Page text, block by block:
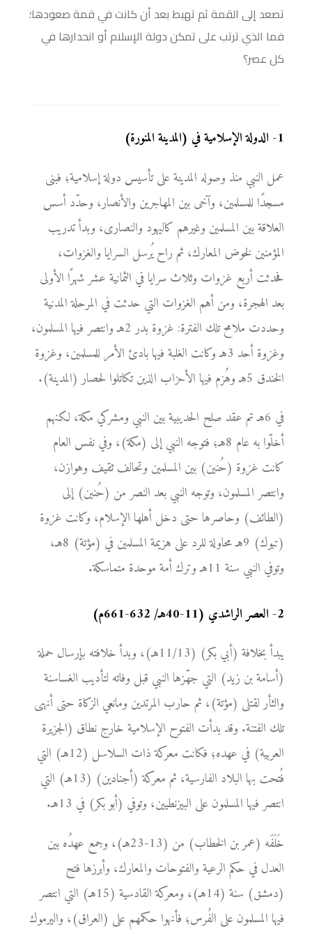
تصعد إلى القمة ثم تهبط بعد أن كانت في قمة صعودها؛
فما الذي ترتب على تمكن دولة الإسلام أو انحدارها في
كل عصر؟
1
- الدولة الإسلامية في (المدينة المنورة)
عمل النبي منذ وصوله المدينة على تأسيس دولة إسلامية؛ فبنى
مسجدًا للمسلمين، وآخى بين المهاجرين والأنصار، وحدّد أسس
العلاقة بين المسلمين وغيرهم كاليهود والنصارى، وبدأ تدريب
المؤمنين لخوض المعارك، ثم راح يُرسل السرايا والغزوات،
فحدثت أربع غزوات وثلاث سرايا في الثمانية عشر شهرًا الأولى
بعد الهجرة، ومن أهم الغزوات التي حدثت في المرحلة المدنية
وحددت ملامح تلك الفترة: غزوة بدر 2هـ وانتصر فيها المسلمون،
وغزوة أحد 3هـ وكانت الغلبة فيها بادئ الأمر للمسلمين، وغزوة
الخندق 5هـ وهُزم فيها الأحزاب الذين تكاتلوا لحصار (المدينة).
في 6هـ تم عقد صلح الحديبية بين النبي ومشركي مكة، لكنهم
أخلّوا به عام 8هـ؛ فتوجه النبي إلى (مكة)، وفي نفس العام
كانت غزوة (حُنين) بين المسلمين وتحالف ثقيف وهوازن،
وانتصر المسلمون، وتوجه النبي بعد النصر من (حُنين) إلى
(الطائف) وحاصرها حتى دخل أهلها الإسلام، وكانت غزوة
(تبوك) 9هـ محاولة للرد على هزيمة المسلمين في (مؤتة) 8هـ،
وتوفي النبي سنة 11هـ وترك أمة موحدة متماسكة.
2
- العصر الراشدي (11-40هـ/ 632-661م)
يبدأ بخلافة (أبي بكر) (11/13هـ)، وبدأ خلافته بإرسال حملة
(أسامة بن زيد) التي جهّزها النبي قبل وفاته لتأديب الغساسنة
والثأر لقتلى (مؤتة)، ثم حارب المرتدين ومانعي الزكاة حتى أنهى
تلك الفتنة. وقد بدأت الفتوح الإسلامية خارج نطاق (الجزيرة
العربية) في عهده؛ فكانت معركة ذات السلاسل (12هـ) التي
فُتحت بها البلاد الفارسية، ثم معركة (أجنادين) (13هـ) التي
انتصر فيها المسلمون على البيزنطيين، وتوفي (أبو بكر) في 13هـ.
خَلَفَه (عمر بن الخطاب) من (13-23هـ)، وجمع عهدُه بين
العدل في حكم الرعية والفتوحات والمعارك، وأبرزها فتح
(دمشق) سنة (14هـ)، ومعركة القادسية (15هـ) التي انتصر
فيها المسلمون على الفُرس؛ فأنهوا حكمهم على (العراق)، واليرموك